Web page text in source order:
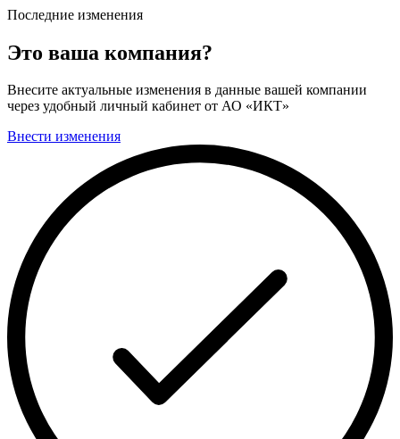
Последние изменения
Это ваша компания?
Внесите актуальные изменения в данные вашей компании
через удобный личный кабинет от АО «ИКТ»
Внести изменения